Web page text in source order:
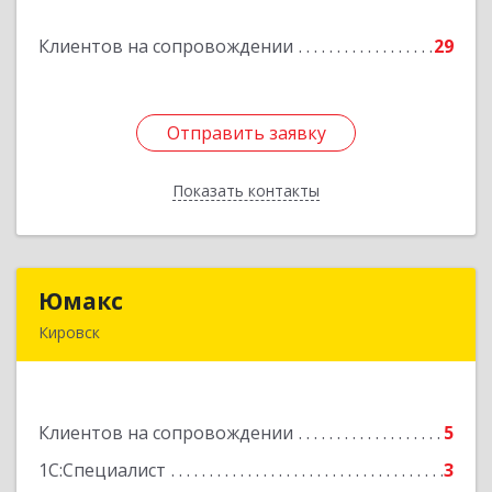
Клиентов на сопровождении 29
Отправить заявку
Показать контакты
Подробнее
Отправить заявку
Назад
Юмакс
Кировск
Клиентов на сопровождении
5
1С:Специалист
3
Подробнее